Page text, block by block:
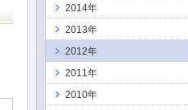
2014年
2013年
2012年
2011年
2010年